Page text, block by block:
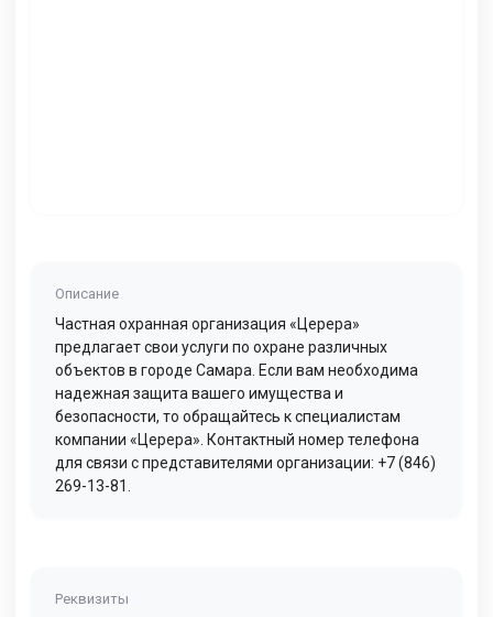
Описание
Частная охранная организация «Церера»
предлагает свои услуги по охране различных
объектов в городе Самара. Если вам необходима
надежная защита вашего имущества и
безопасности, то обращайтесь к специалистам
компании «Церера». Контактный номер телефона
для связи с представителями организации: +7 (846)
269-13-81.
Реквизиты